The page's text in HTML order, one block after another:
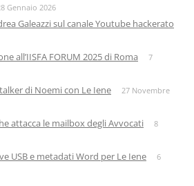
Gennaio 2026
Galeazzi sul canale Youtube hackerato
all’IISFA FORUM 2025 di Roma
7
di Noemi con Le Iene
27 Novembre
attacca le mailbox degli Avvocati
8
USB e metadati Word per Le Iene
6